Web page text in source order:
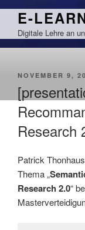
Zum
springen
E-
Digitale Lehre an
NOVEMBER 9,
Research
Patrick
Thema „
Research 2.0“